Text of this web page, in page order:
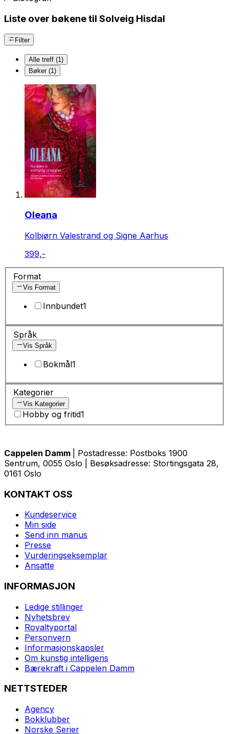
Liste over bøkene til Solveig Hisdal
Filter
Alle treff (1)
Bøker (1)
Oleana
Kolbjørn Valestrand og Signe Aarhus
399,-
Format
Vis Format
Innbundet1
Språk
Vis Språk
Bokmål1
Kategorier
Vis Kategorier
Hobby og fritid1
Cappelen Damm
| Postadresse: Postboks 1900
Sentrum, 0055 Oslo | Besøksadresse: Stortingsgata 28,
0161 Oslo
KONTAKT OSS
Kundeservice
Min side
Send inn manus
Presse
Vurderingseksemplar
Ansatte
INFORMASJON
Ledige stillinger
Nyhetsbrev
Royaltyportal
Personvern
Informasjonskapsler
Om kunstig intelligens
Bærekraft i Cappelen Damm
NETTSTEDER
Agency
Bokklubber
Norske Serier